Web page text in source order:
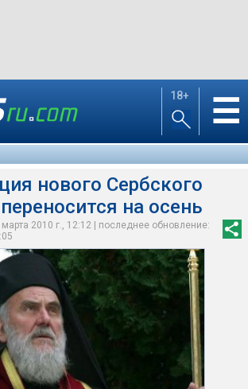
18+ ☰
нового Сербского
на осень
2010 г., 12:12 | последнее обновление: